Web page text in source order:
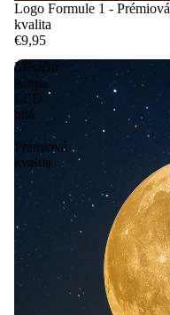
Logo Formule 1 - Prémiová
kvalita
€9,95
Měsíční
lampa
LED
bílá
-
Prémiová
kvalita